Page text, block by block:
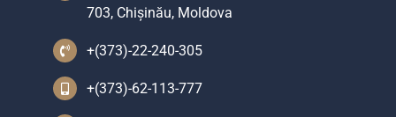
703, Chișinău, Moldova
+(373)-22-240-305
+(373)-62-113-777